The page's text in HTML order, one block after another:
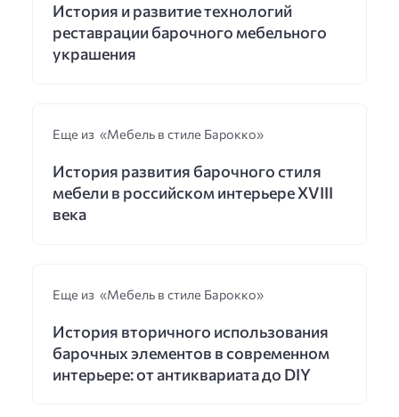
История и развитие технологий
реставрации барочного мебельного
украшения
Еще из «Мебель в стиле Барокко»
История развития барочного стиля
мебели в российском интерьере XVIII
века
Еще из «Мебель в стиле Барокко»
История вторичного использования
барочных элементов в современном
интерьере: от антиквариата до DIY